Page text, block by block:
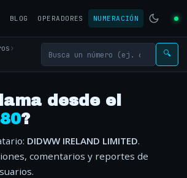
BLOG OPERADORES NUMERACIÓN
›
🔍
desde el
?
DIDWW IRELAND LIMITED.
comentarios y reportes de